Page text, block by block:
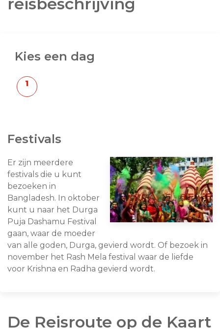
Kies een dag
Festivals
Er zijn meerdere
festivals die u kunt
bezoeken in
Bangladesh. In oktober
kunt u naar het Durga
Puja Dashamu Festival
gaan, waar de moeder
van alle goden, Durga, gevierd wordt. Of bezoek in
november het Rash Mela festival waar de liefde
voor Krishna en Radha gevierd wordt.
De Reisroute op de Kaart